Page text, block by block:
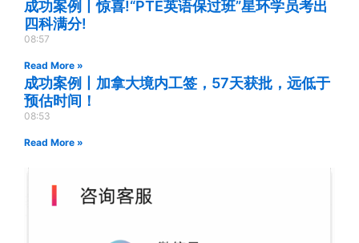
成功案例丨惊喜!“PTE英语保过班”星环学员考出
四科满分!
08:57
Read More »
成功案例丨加拿大境内工签，57天获批，远低于
预估时间！
08:53
Read More »